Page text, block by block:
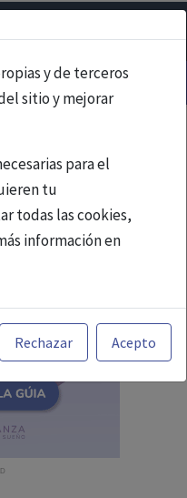
y de terceros
sitio y mejorar
para el
tu
todas las cookies,
información en
Página Web está
español y, por
legalmente
medicamentos
técnica de los
informativo,
Rechazar Acepto